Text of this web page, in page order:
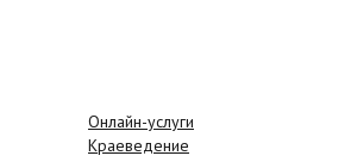
Онлайн-услуги
Краеведение